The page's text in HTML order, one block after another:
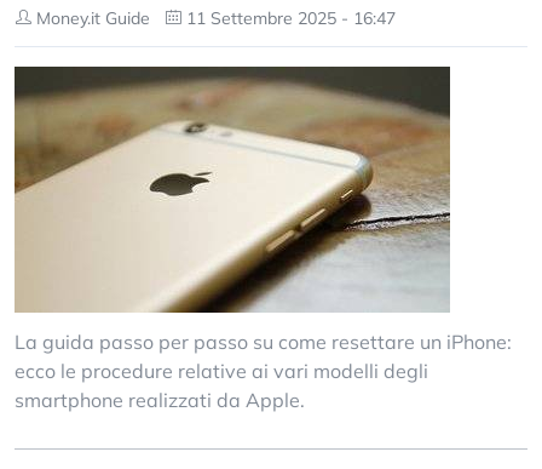
Money.it Guide 11 Settembre 2025 - 16:47
La guida passo per passo su come resettare un iPhone:
ecco le procedure relative ai vari modelli degli
smartphone realizzati da Apple.